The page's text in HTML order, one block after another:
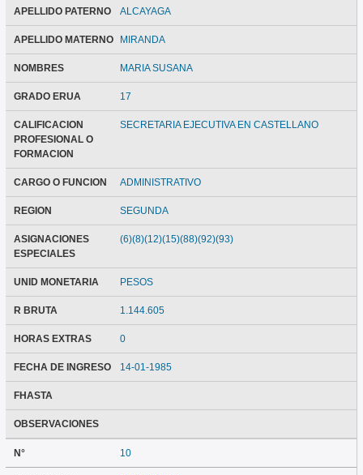
APELLIDO PATERNO ALCAYAGA
APELLIDO MATERNO MIRANDA
NOMBRES MARIA SUSANA
GRADO ERUA 17
CALIFICACION
PROFESIONAL O
FORMACION
SECRETARIA EJECUTIVA EN CASTELLANO
CARGO O FUNCION ADMINISTRATIVO
REGION SEGUNDA
ASIGNACIONES
ESPECIALES
(6)(8)(12)(15)(88)(92)(93)
UNID MONETARIA PESOS
R BRUTA 1.144.605
HORAS EXTRAS 0
FECHA DE INGRESO 14-01-1985
FHASTA
OBSERVACIONES
N° 10